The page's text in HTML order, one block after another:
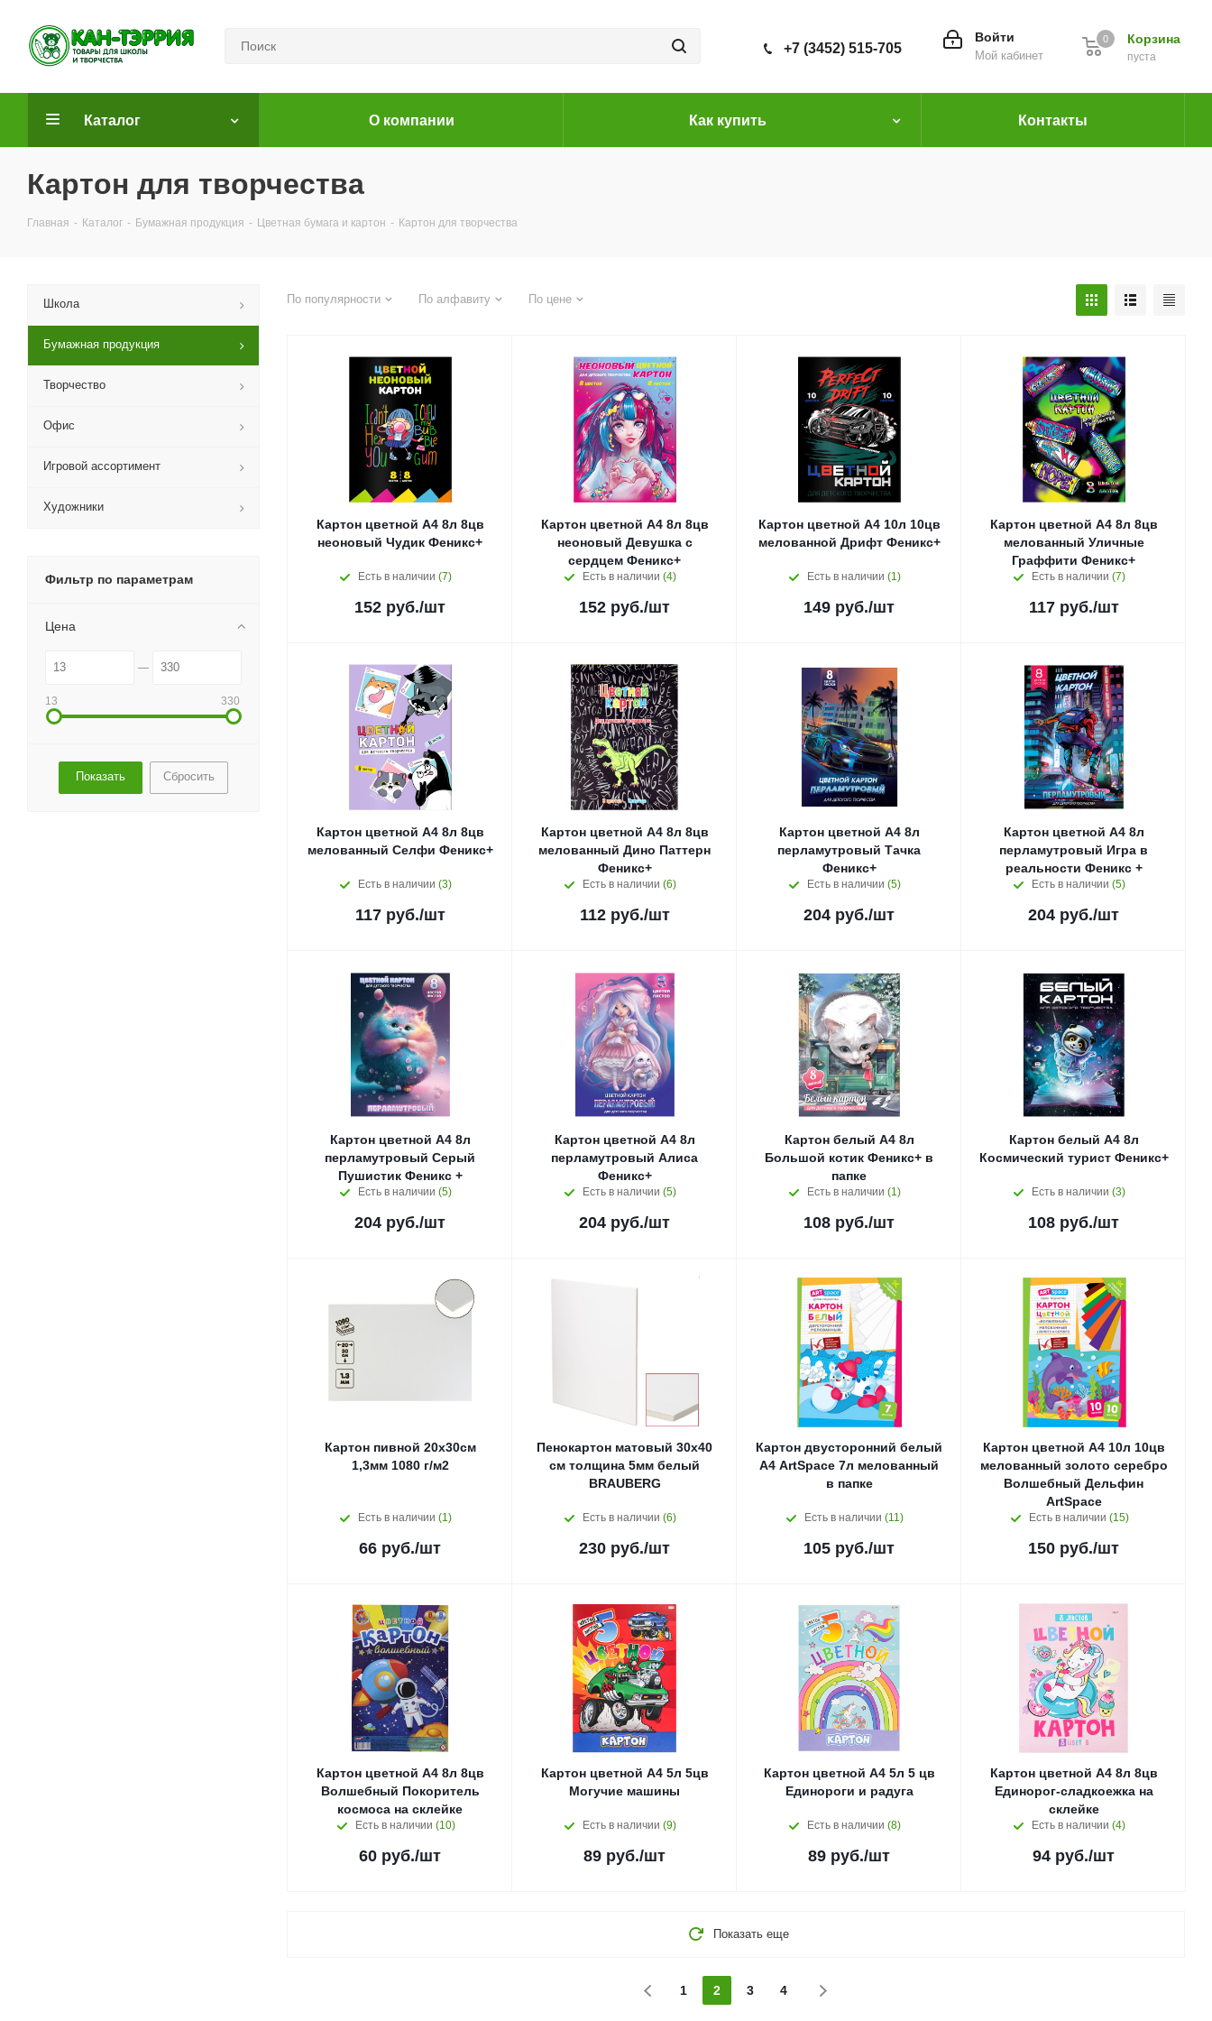
Корзина
пуста
0
Войти
Мой кабинет
+7 (3452) 515-705
Каталог О компании Как купить Контакты
Картон для творчества
Главная - Каталог - Бумажная продукция - Цветная бумага и картон - Картон для творчества
По популярности По алфавиту По цене
Картон цветной А4 8л 8цв
неоновый Чудик Феникс+
Есть в наличии (7)
152 руб./шт
Картон цветной А4 8л 8цв
неоновый Девушка с
сердцем Феникс+
Есть в наличии (4)
152 руб./шт
Картон цветной А4 10л 10цв
мелованной Дрифт Феникс+
Есть в наличии (1)
149 руб./шт
Картон цветной А4 8л 8цв
мелованный Уличные
Граффити Феникс+
Есть в наличии (7)
117руб./шт
Картон цветной А4 8л 8цв
мелованный Селфи Феникс+
Есть в наличии (3)
117руб./шт
Картон цветной А4 8л 8цв
мелованный Дино Паттерн
Феникс+
Есть в наличии (6)
112руб./шт
Картон цветной А4 8л
перламутровый Тачка
Феникс+
Есть в наличии (5)
204 руб./шт
Картон цветной А4 8л
перламутровый Игра в
реальности Феникс +
Есть в наличии (5)
204 руб./шт
Картон цветной А4 8л
перламутровый Серый
Пушистик Феникс +
Есть в наличии (5)
204 руб./шт
Картон цветной А4 8л
перламутровый Алиса
Феникс+
Есть в наличии (5)
204 руб./шт
Картон белый А4 8л
Большой котик Феникс+ в
папке
Есть в наличии (1)
108 руб./шт
Картон белый А4 8л
Космический турист Феникс+
Есть в наличии (3)
108 руб./шт
Картон пивной 20х30см
1,3мм 1080 г/м2
Есть в наличии (1)
66 руб./шт
Пенокартон матовый 30х40
см толщина 5мм белый
BRAUBERG
Есть в наличии (6)
230 руб./шт
Картон двусторонний белый
А4 ArtSpace 7л мелованный
в папке
Есть в наличии (11)
105 руб./шт
Картон цветной А4 10л 10цв
мелованный золото серебро
Волшебный Дельфин
ArtSpace
Есть в наличии (15)
150 руб./шт
Картон цветной А4 8л 8цв
Волшебный Покоритель
космоса на склейке
Есть в наличии (10)
60 руб./шт
Картон цветной А4 5л 5цв
Могучие машины
Есть в наличии (9)
89 руб./шт
Картон цветной А4 5л 5 цв
Единороги и радуга
Есть в наличии (8)
89 руб./шт
Картон цветной А4 8л 8цв
Единорог-сладкоежка на
склейке
Есть в наличии (4)
94 руб./шт
Показать еще
1 2 3 4
Школа
Бумажная продукция
Творчество
Офис
Игровой ассортимент
Художники
Фильтр по параметрам
Цена
13 330
Сбросить